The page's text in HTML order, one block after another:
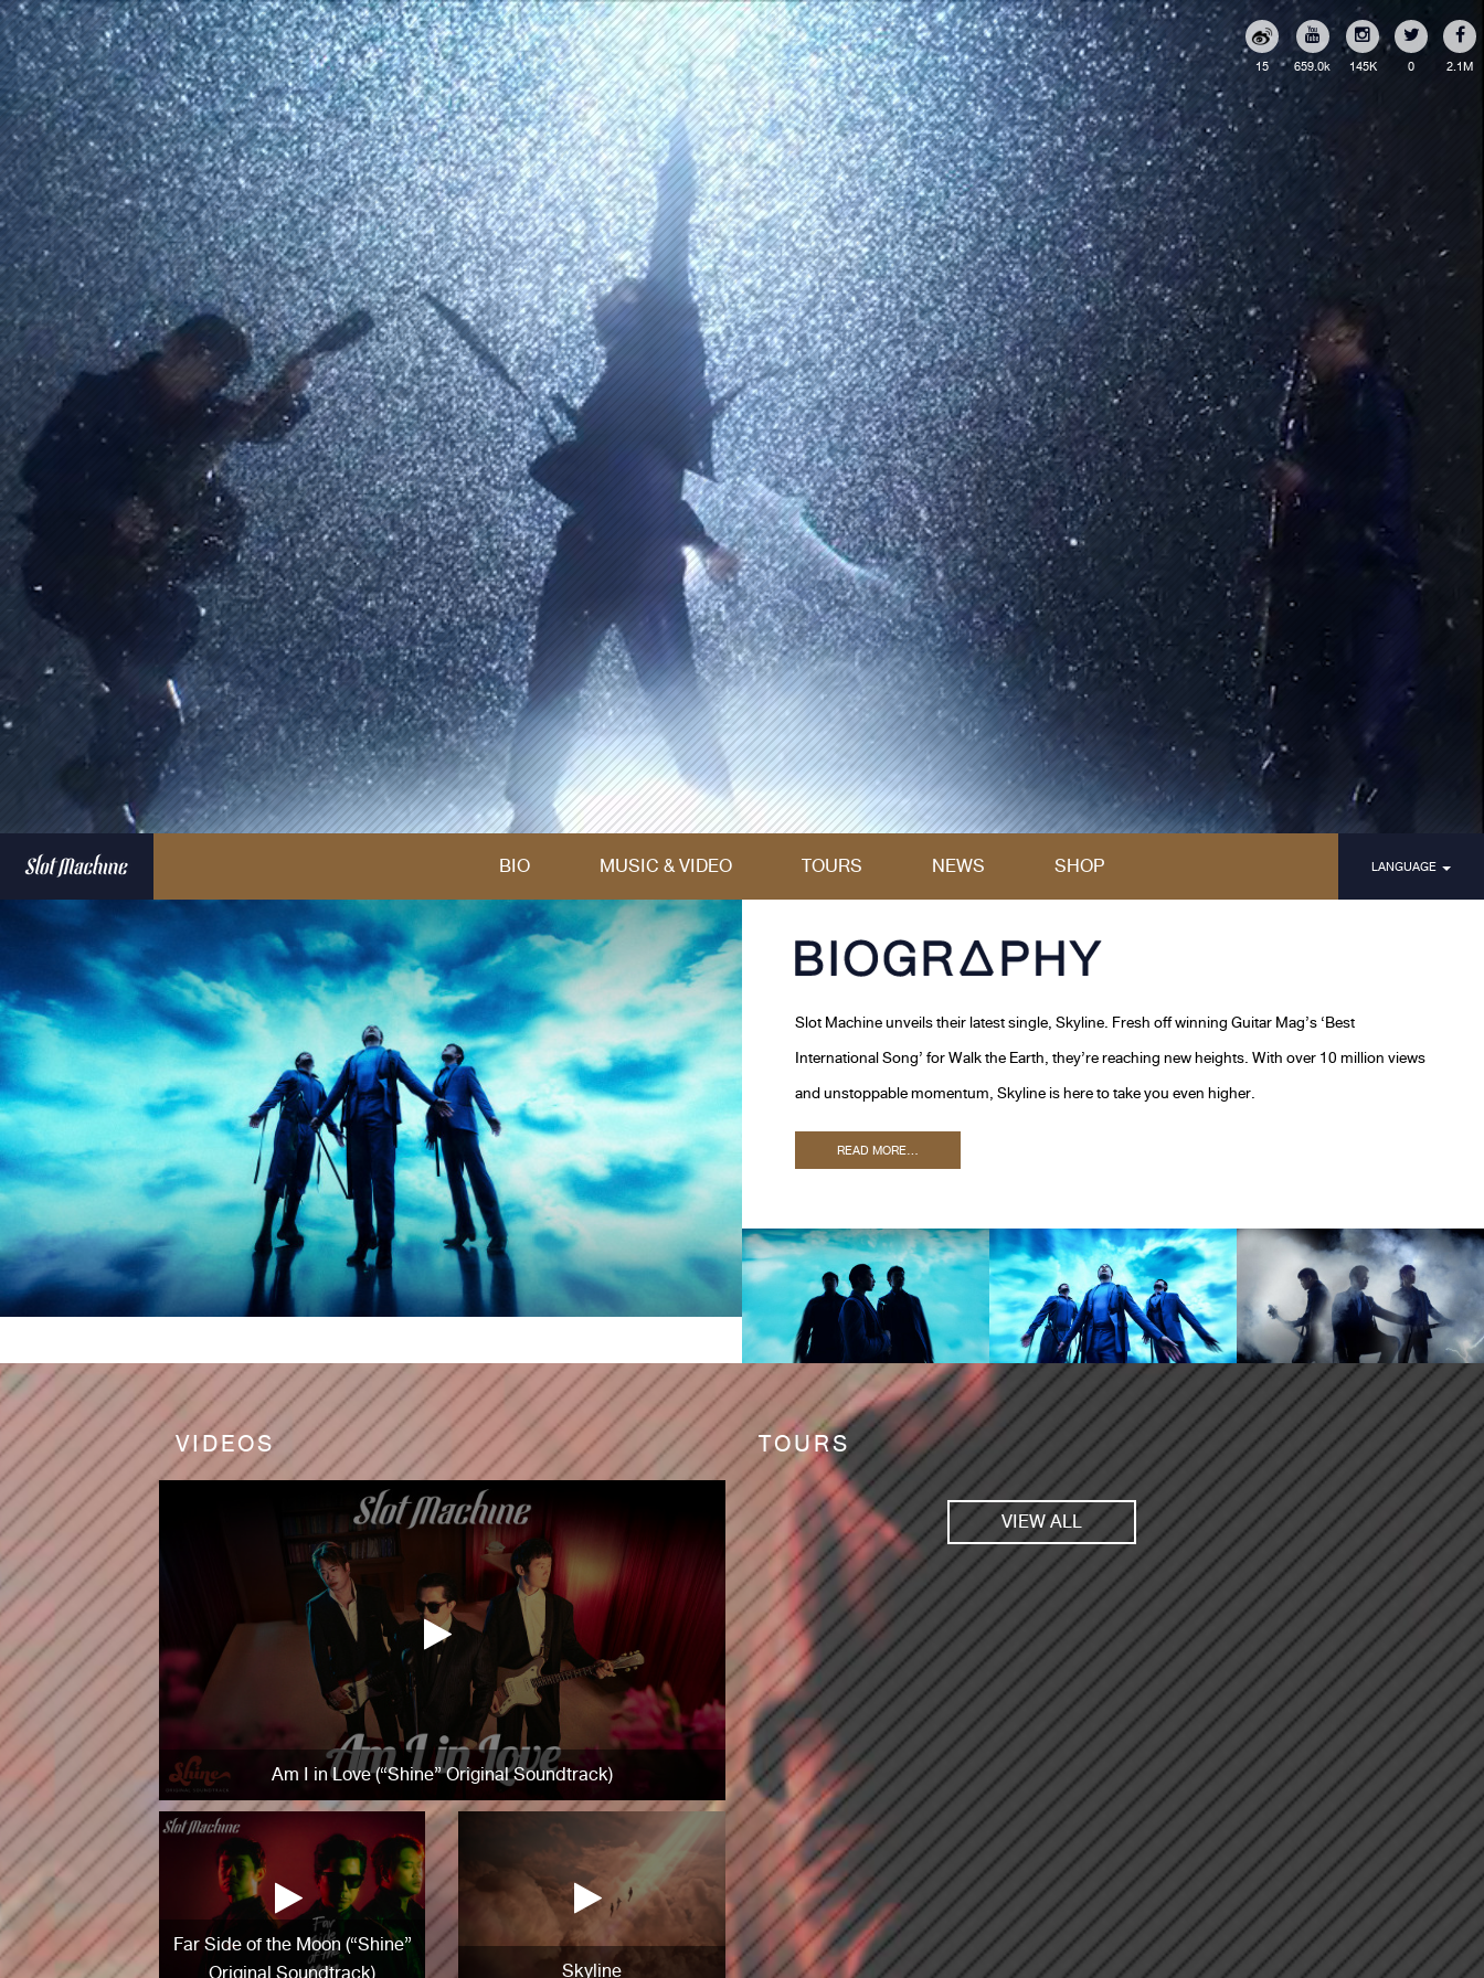
2.1M
0
145K
659.0k
15
BIO MUSIC & VIDEO TOURS NEWS SHOP LANGUAGE
Slot Machine unveils their latest single, Skyline. Fresh off winning Guitar Mag’s ‘Best
International Song’ for Walk the Earth, they’re reaching new heights. With over 10 million views
and unstoppable momentum, Skyline is here to take you even higher.
READ MORE...
VIDEOS
Am I in Love (“Shine” Original Soundtrack)
Far Side of the Moon (“Shine”
Skyline
TOURS
VIEW ALL